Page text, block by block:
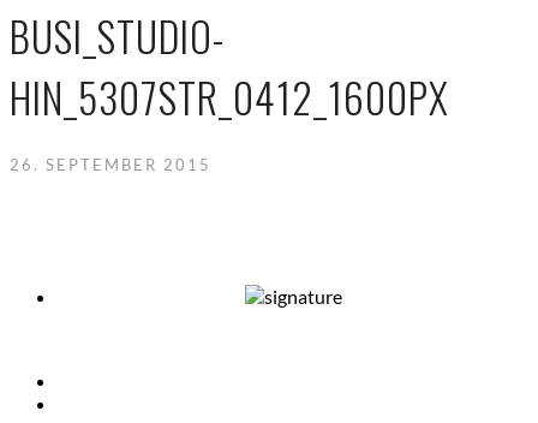
BUSI_STUDIO-
HIN_5307STR_0412_1600PX
26. SEPTEMBER 2015